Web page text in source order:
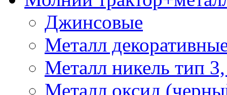
Джинсовые
Металл
Металл никель тип
Металл оксид